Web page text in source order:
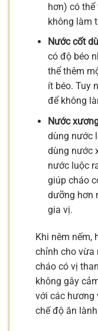
hơn) có
không làm
Nước cốt
có độ béo
thể thêm
ít béo. Tuy
để không
Nước
dùng nước
dùng nước
nước luộc
giúp cháo
dưỡng hơn
gia vị.
Khi nêm nếm,
chỉnh cho vừa
cháo có vị
không gây
với các hương
chế độ ăn